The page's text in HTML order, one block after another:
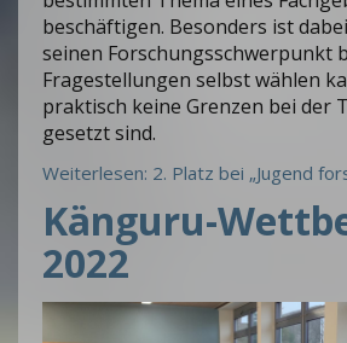
beschäftigen. Besonders ist
seinen Forschungsschwerpunkt
Fragestellungen selbst wählen
praktisch keine Grenzen bei der
gesetzt sind.
Weiterlesen: 2. Platz bei „Jugend
Känguru-
2022